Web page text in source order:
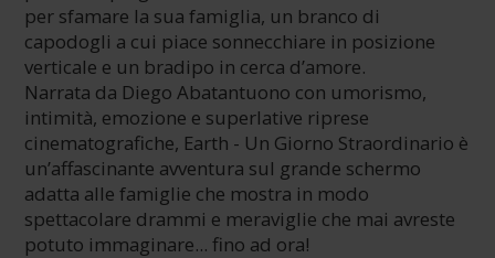
per sfamare la sua famiglia, un branco di
capodogli a cui piace sonnecchiare in posizione
verticale e un bradipo in cerca d’amore.
Narrata da Diego Abatantuono con umorismo,
intimità, emozione e superlative riprese
cinematografiche, Earth - Un Giorno Straordinario è
un’affascinante avventura sul grande schermo
adatta alle famiglie che mostra in modo
spettacolare drammi e meraviglie che mai avreste
potuto immaginare... fino ad ora!